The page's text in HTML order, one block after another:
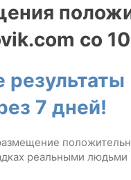
со
результаты
7 дней!
реальными людьми